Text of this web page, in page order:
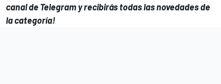
canal de Telegramy recibirás todas las novedades de
la categoría!